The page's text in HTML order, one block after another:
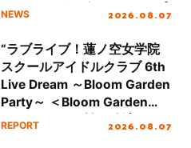
ュアル＆グッズラインナップ
NEWS 2026.08.07
“ラブライブ！蓮ノ空女学院
スクールアイドルクラブ 6th
Live Dream ～Bloom Garden
Party～ ＜Bloom Garden
Party Stage／埼玉公演＞”
REPORT 2026.08.07